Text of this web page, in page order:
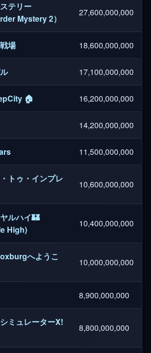
テリー
Mystery 2）
27,600,000,000
場 18,600,000,000
17,100,000,000
🏠 16,200,000,000
14,200,000,000
11,500,000,000
トゥ・インプレ
10,600,000,000
ルハイ🏰
High)
10,400,000,000
へようこ
10,000,000,000
8,900,000,000
ミュレーターX!
8,800,000,000